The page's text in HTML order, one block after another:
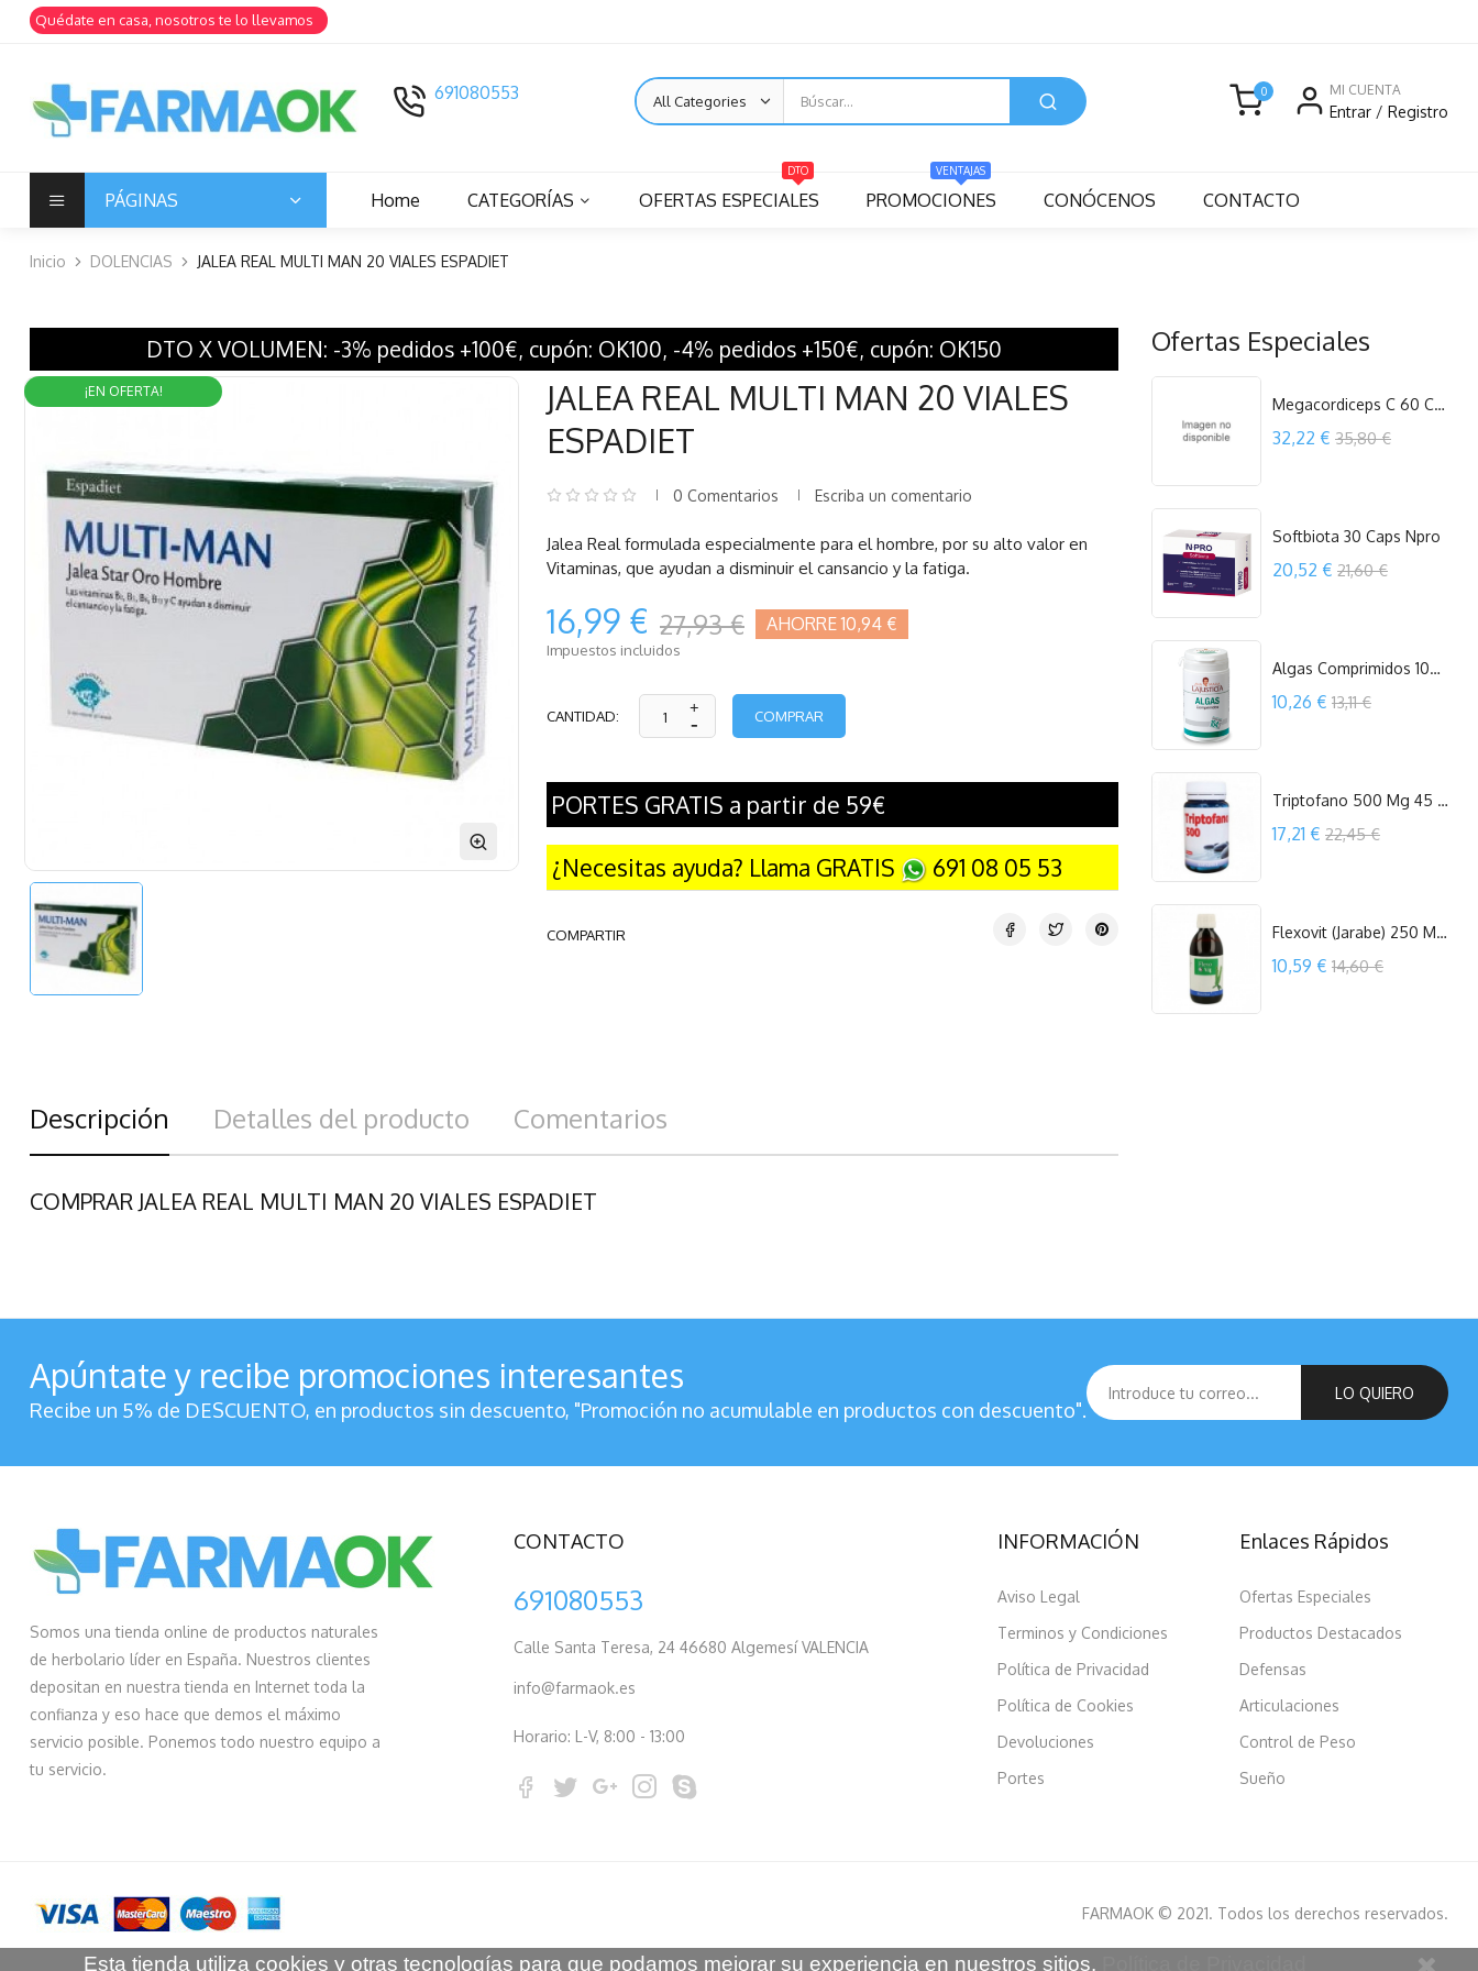
Quédate en casa, nosotros te lo llevamos
691080553 0 MI CUENTA
Entrar / Registro
PÁGINAS Home CATEGORÍAS
DTO
OFERTAS ESPECIALES
VENTAJAS
PROMOCIONES CONÓCENOS CONTACTO
Inicio DOLENCIAS JALEA REAL MULTI MAN 20 VIALES ESPADIET
DTO X VOLUMEN: -3% pedidos +100€, cupón: OK100, -4% pedidos +150€, cupón: OK150
¡EN OFERTA!
JALEA REAL MULTI MAN 20 VIALES
ESPADIET
0 Comentarios Escriba un comentario
Jalea Real formulada especialmente para el hombre, por su alto valor en
Vitaminas, que ayudan a disminuir el cansancio y la fatiga.
16,99 € 27,93 € AHORRE 10,94 €
Impuestos incluidos
CANTIDAD: COMPRAR
PORTES GRATIS a partir de 59€
¿Necesitas ayuda? Llama GRATIS 691 08 05 53
COMPARTIR
Descripción Detalles del producto Comentarios
COMPRAR JALEA REAL MULTI MAN 20 VIALES ESPADIET
Ofertas Especiales
Megacordiceps C 60 Capsulas Jellybell
Precio
32,22 € 35,80 €
Softbiota 30 Caps Npro
Precio
20,52 € 21,60 €
Algas Comprimidos 104 Comp. Ana Maria...
Precio
10,26 € 13,11 €
Triptofano 500 Mg 45 Cápsulas Espadiet
Precio
17,21 € 22,45 €
Flexovit (Jarabe) 250 Ml. Espadiet
Precio
10,59 € 14,60 €
Apúntate y recibe promociones interesantes
Recibe un 5% de DESCUENTO, en productos sin descuento, "Promoción no acumulable en productos con descuento".
LO QUIERO
Somos una tienda online de productos naturales
de herbolario líder en España. Nuestros clientes
depositan en nuestra tienda en Internet toda la
confianza y eso hace que demos el máximo
servicio posible. Ponemos todo nuestro equipo a
tu servicio.
CONTACTO
691080553
Calle Santa Teresa, 24 46680 Algemesí VALENCIA
info@farmaok.es
Horario: L-V, 8:00 - 13:00
INFORMACIÓN
Aviso Legal
Terminos y Condiciones
Política de Privacidad
Política de Cookies
Devoluciones
Portes
Enlaces Rápidos
Ofertas Especiales
Productos Destacados
Defensas
Articulaciones
Control de Peso
Sueño
FARMAOK © 2021. Todos los derechos reservados.
Esta tienda utiliza cookies y otras tecnologías para que podamos mejorar su experiencia en nuestros sitios.